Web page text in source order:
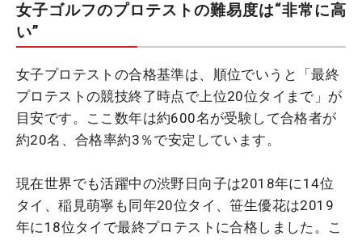
女子ゴルフのプロテストの難易度は“非常に高
い”
女子プロテストの合格基準は、順位でいうと「最終
プロテストの競技終了時点で上位20位タイまで」が
目安です。ここ数年は約600名が受験して合格者が
約20名、合格率約3％で安定しています。
現在世界でも活躍中の渋野日向子は2018年に14位
タイ、稲見萌寧も同年20位タイ、笹生優花は2019
年に18位タイで最終プロテストに合格しました。こ